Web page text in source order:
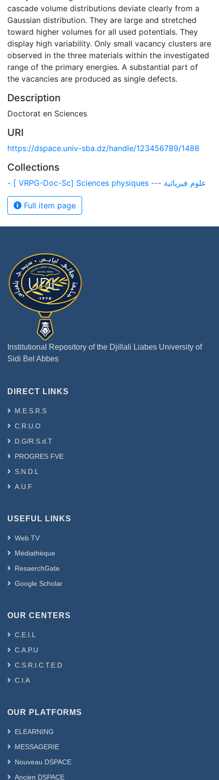
cascade volume distributions deviate clearly from a
Gaussian distribution. They are large and stretched
toward higher volumes for all used potentials. They
display high variability. Only small vacancy clusters are
observed in the three materials within the investigated
range of the primary energies. A substantial part of
the vacancies are produced as single defects.
Description
Doctorat en Sciences
URI
https://dspace.univ-sba.dz/handle/123456789/1488
Collections
- [ VRPG-Doc-Sc] Sciences physiques --- علوم فيزيائية
Full item page
Institutional Repository of the Djillali Liabes University of
Sidi Bel Abbes
DIRECT LINKS
M.E.S.R.S
C.R.U.O
D.G/R.S.d.T
PROGRES FVE
S.N.D.L
A.U.F
USEFUL LINKS
Web TV
Médiathèque
ResaerchGate
Google Scholar
OUR CENTERS
C.E.I.L
C.A.P.U
C.S.R.I.C.T.E.D
C.I.A
OUR PLATFORMS
ELEARNING
MESSAGERIE
Nouveau DSPACE
Ancien DSPACE